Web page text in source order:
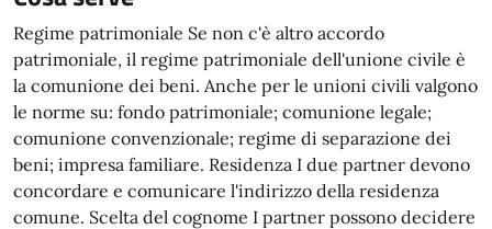
Regime patrimoniale Se non c'è altro accordo
patrimoniale, il regime patrimoniale dell'unione civile è
la comunione dei beni. Anche per le unioni civili valgono
le norme su: fondo patrimoniale; comunione legale;
comunione convenzionale; regime di separazione dei
beni; impresa familiare. Residenza I due partner devono
concordare e comunicare l'indirizzo della residenza
comune. Scelta del cognome I partner possono decidere